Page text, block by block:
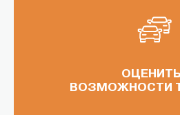
ВОЗМОЖНОСТИ